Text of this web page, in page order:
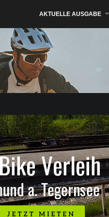
AKTUELLE AUSGABE